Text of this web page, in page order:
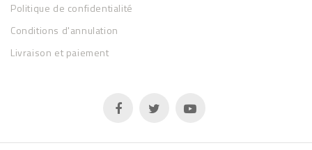
Politique de confidentialité
Conditions d'annulation
Livraison et paiement